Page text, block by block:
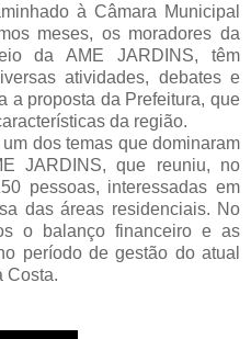
à Câmara Municipal
meses, os moradores da
da AME JARDINS, têm
atividades, debates e
a proposta da Prefeitura, que
da região.
dos temas que dominaram
JARDINS, que reuniu, no
pessoas, interessadas em
das áreas residenciais. No
o balanço financeiro e as
período de gestão do atual
Costa.